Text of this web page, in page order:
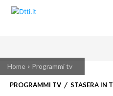
Home Programmi tv
PROGRAMMI TV STASERA IN